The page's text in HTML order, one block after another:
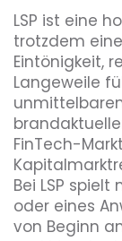
Reputation
Diversity
LSP ist eine
trotzdem
Eintönigkeit,
Langeweile
FinTech-
Bei LSP
oder eines
von Beginn